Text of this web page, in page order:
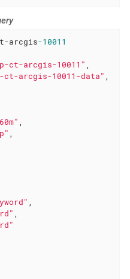
arcgis-10011
ct-arcgis-10011" ,
arcgis-10011-data" ,
,
,
,
,